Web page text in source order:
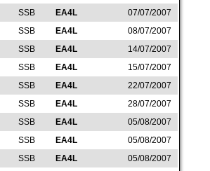
SSB EA4L
07/07/2007
SSB EA4L
08/07/2007
SSB EA4L
14/07/2007
SSB EA4L
15/07/2007
SSB EA4L
22/07/2007
SSB EA4L
28/07/2007
SSB EA4L
05/08/2007
SSB EA4L
05/08/2007
SSB EA4L
05/08/2007